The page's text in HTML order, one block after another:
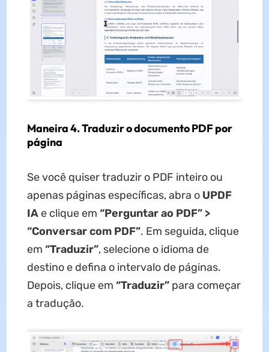
Maneira 4. Traduzir o documento PDF por
página
Se você quiser traduzir o PDF inteiro ou
apenas páginas específicas, abra o UPDF
IAe clique em “Perguntar ao PDF” >
“Conversar com PDF”. Em seguida, clique
em “Traduzir”, selecione o idioma de
destino e defina o intervalo de páginas.
Depois, clique em “Traduzir”para começar
a tradução.